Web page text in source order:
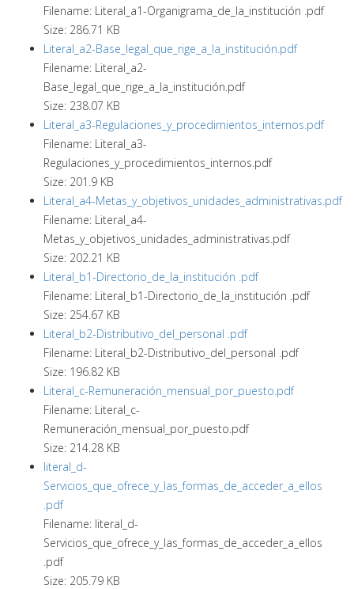
Filename: Literal_a1-Organigrama_de_la_institución .pdf
Size: 286.71 KB
Literal_a2-Base_legal_que_rige_a_la_institución.pdf
Filename: Literal_a2-
Base_legal_que_rige_a_la_institución.pdf
Size: 238.07 KB
Literal_a3-Regulaciones_y_procedimientos_internos.pdf
Filename: Literal_a3-
Regulaciones_y_procedimientos_internos.pdf
Size: 201.9 KB
Literal_a4-Metas_y_objetivos_unidades_administrativas.pdf
Filename: Literal_a4-
Metas_y_objetivos_unidades_administrativas.pdf
Size: 202.21 KB
Literal_b1-Directorio_de_la_institución .pdf
Filename: Literal_b1-Directorio_de_la_institución .pdf
Size: 254.67 KB
Literal_b2-Distributivo_del_personal .pdf
Filename: Literal_b2-Distributivo_del_personal .pdf
Size: 196.82 KB
Literal_c-Remuneración_mensual_por_puesto.pdf
Filename: Literal_c-
Remuneración_mensual_por_puesto.pdf
Size: 214.28 KB
literal_d-
Servicios_que_ofrece_y_las_formas_de_acceder_a_ellos
.pdf
Filename: literal_d-
Servicios_que_ofrece_y_las_formas_de_acceder_a_ellos
.pdf
Size: 205.79 KB